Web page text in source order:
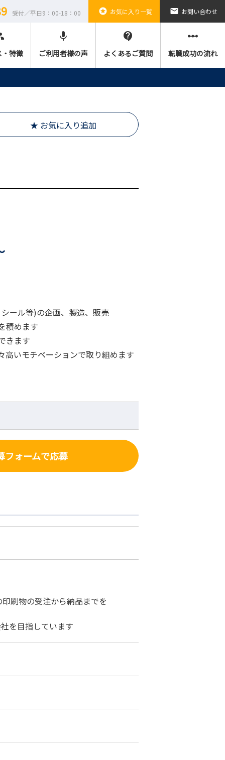
受付／平日9：00-18：00 stars お気に入り一覧 email お問い合わせ
・特徴
mic
ご利用者様の声
contact_support
よくあるご質問
linear_scale
転職成功の流れ
★ お気に入り追加
ール等)の企画、製造、販売
積めます
きます
いモチベーションで取り組めます
フォームで応募
刷物の受注から納品までを
を目指しています